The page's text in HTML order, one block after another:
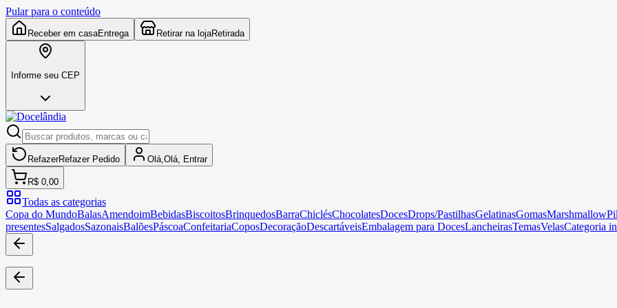
Pular para o conteúdo
Receber em casaEntrega Retirar na lojaRetirada
Informe seu CEP
RefazerRefazer Pedido Olá, Olá, Entrar
R$ 0,00
Todas as categorias
Copa do MundoBalasAmendoimBebidasBiscoitosBrinquedosBarraChiclésChocolatesDocesDrops/PastilhasGelatinasGomasMarshmallow
presentesSalgadosSazonaisBalõesPáscoaConfeitariaCoposDecoraçãoDescartáveisEmbalagem para DocesLancheirasTemasVelasCategoria